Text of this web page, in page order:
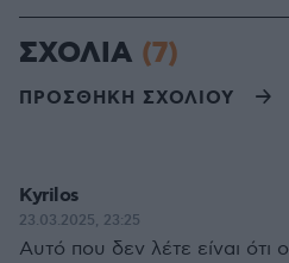
ΣΧΟΛΙΑ (7)
ΠΡΟΣΘΗΚΗ ΣΧΟΛΙΟΥ
Kyrilos
23.03.2025, 23:25
Αυτό που δεν λέτε είναι ότι